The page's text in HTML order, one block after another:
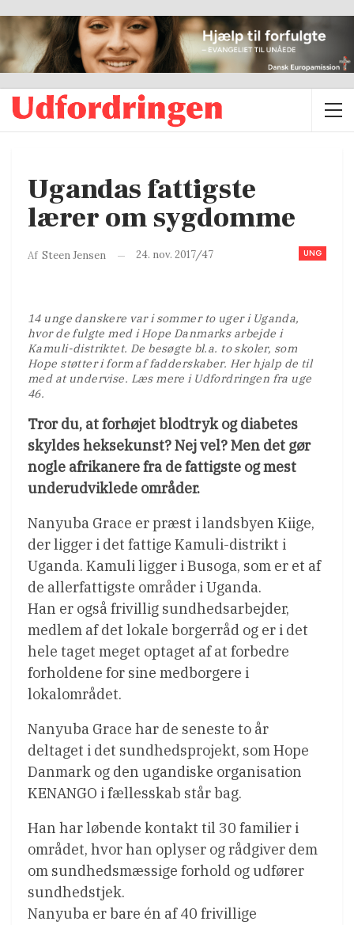
Ugandas fattigste
lærer om sygdomme
UNG
Af Steen Jensen 24. nov. 2017/47
14 unge danskere var i sommer to uger i Uganda,
hvor de fulgte med i Hope Danmarks arbejde i
Kamuli-distriktet. De besøgte bl.a. to skoler, som
Hope støtter i form af fadderskaber. Her hjalp de til
med at undervise. Læs mere i Udfordringen fra uge
46.
Tror du, at forhøjet blodtryk og diabetes
skyldes heksekunst? Nej vel? Men det gør
nogle afrikanere fra de fattigste og mest
underudviklede områder.
Nanyuba Grace er præst i landsbyen Kiige,
der ligger i det fattige Kamuli-distrikt i
Uganda. Kamuli ligger i Busoga, som er et af
de allerfattigste områder i Uganda.
Han er også frivillig sundhedsarbejder,
medlem af det lokale borgerråd og er i det
hele taget meget optaget af at forbedre
forholdene for sine medborgere i
lokalområdet.
Nanyuba Grace har de seneste to år
deltaget i det sundhedsprojekt, som Hope
Danmark og den ugandiske organisation
KENANGO i fællesskab står bag.
Han har løbende kontakt til 30 familier i
området, hvor han oplyser og rådgiver dem
om sundhedsmæssige forhold og udfører
sundhedstjek.
Nanyuba er bare én af 40 frivillige